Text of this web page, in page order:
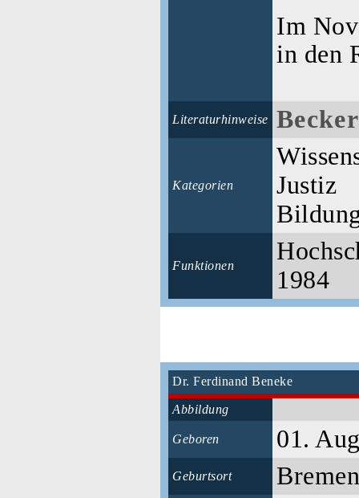
Im
in den
Literaturhinweise
Kategorien
Justiz
Funktionen
1984
Dr. Ferdinand Beneke
Abbildung
Geboren 01.
Geburtsort